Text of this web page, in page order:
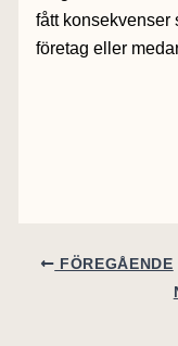
fått konsekvenser
företag eller
FÖREGÅENDE